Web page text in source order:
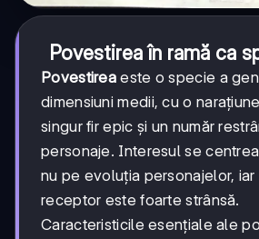
Povestirea în ramă ca
Povestirea este o specie a
dimensiuni medii, cu o
singur fir epic și un număr
personaje. Interesul se
nu pe evoluția personajelor, iar
receptor este foarte strânsă.
Caracteristicile esențiale ale